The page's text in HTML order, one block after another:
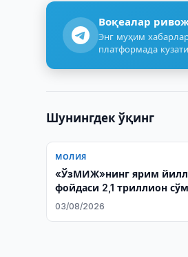
Воқеалар
Энг муҳим
платформада
Шунингдек ўқинг
МОЛИЯ
«ЎзМИЖ»нинг ярим
фойдаси 2,1 триллион
03/08/2026